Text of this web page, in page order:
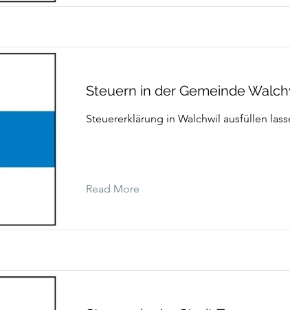
Steuern in der Gemeinde
Steuererklärung in Walchwil ausfüllen
Read More